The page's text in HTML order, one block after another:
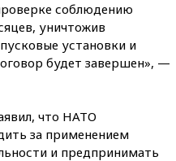
соблюдению
уничтожив
установки и
будет завершен», —
что НАТО
за применением
и предпринимать